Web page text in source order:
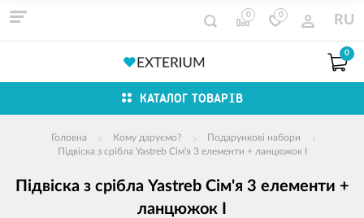
0 0 RU
0
КАТАЛОГ ТОВАРІВ
Головна Кому даруємо?
Подарункові набори
Підвіска з срібла Yastreb Сім'я 3 елементи + ланцюжок I
Підвіска з срібла Yastreb Сім'я 3 елементи +
ланцюжок I